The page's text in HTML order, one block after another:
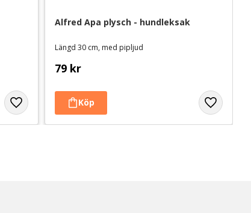
Alfred Apa plysch - hundleksak
Längd 30 cm, med pipljud
79 kr